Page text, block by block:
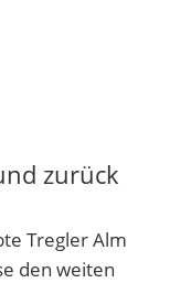
zurück
Tregler Alm
den weiten